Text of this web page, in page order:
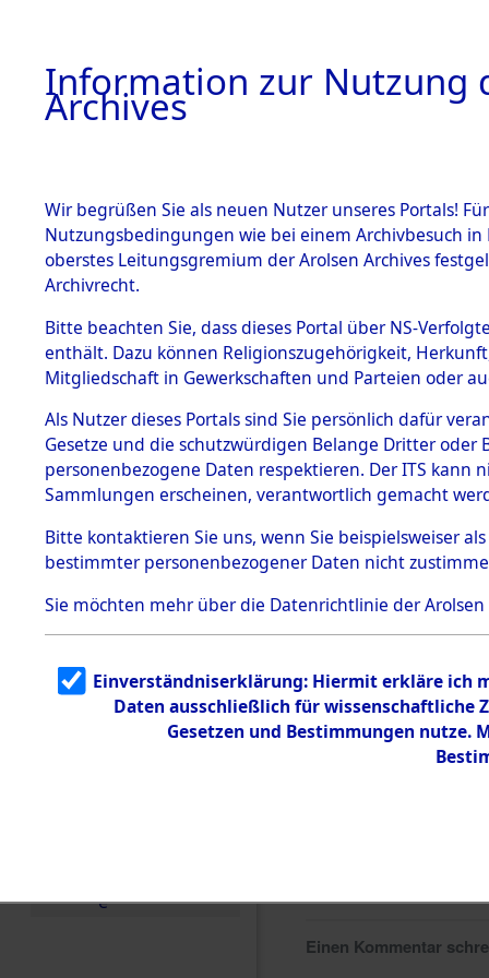
BESTÄNDE
1.
mente
5. Verschiedenes
5.3
Todesmärsche
5.3.1 Alliierte
Erhebungen
zu
Todesmärsch
en
5.3.2
g
5.3.3
Todesmärsch
e
Einen Kommentar
Information zur Nutzung
Archives
Wir begrüßen Sie als neuen Nutzer unseres Portals!
Nutzungsbedingungen wie bei einem Archivbesuch
oberstes Leitungsgremium der Arolsen Archives
Archivrecht.
Bitte beachten Sie, dass dieses Portal über NS-
enthält. Dazu können Religionszugehörigkeit,
Mitgliedschaft in Gewerkschaften und Parteien oder
Als Nutzer dieses Portals sind Sie persönlich dafür
Gesetze und die schutzwürdigen Belange Dritter
personenbezogene Daten respektieren. Der ITS
Sammlungen erscheinen, verantwortlich gemacht
Bitte kontaktieren Sie uns, wenn Sie beispielsweiser
bestimmter personenbezogener Daten nicht
Sie möchten mehr über die Datenrichtlinie der Arolsen
Einverständniserklärung: Hiermit erkläre ich
Daten ausschließlich für wissenschaftliche
Gesetzen und Bestimmungen nutze.